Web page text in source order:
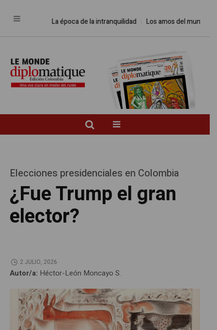
La época de la intranquilidad Los amos del mundo
Elecciones presidenciales en Colombia
¿Fue Trump el gran
elector?
2 JULIO, 2026
Autor/a: Héctor-León Moncayo S.